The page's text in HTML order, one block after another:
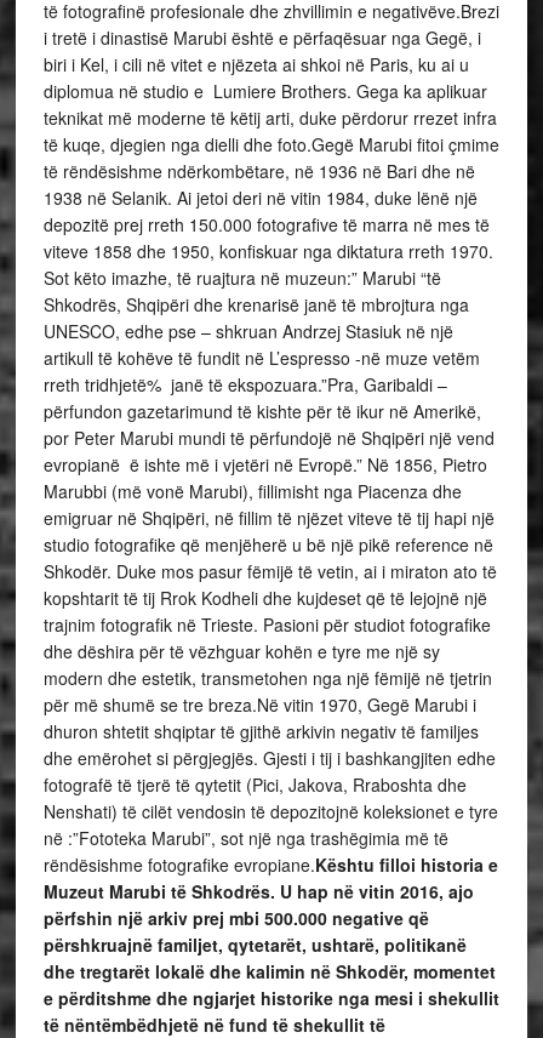
të fotografinë profesionale dhe zhvillimin e negativëve.Brezi
i tretë i dinastisë Marubi është e përfaqësuar nga Gegë, i
biri i Kel, i cili në vitet e njëzeta ai shkoi në Paris, ku ai u
diplomua në studio e Lumiere Brothers. Gega ka aplikuar
teknikat më moderne të këtij arti, duke përdorur rrezet infra
të kuqe, djegien nga dielli dhe foto.Gegë Marubi fitoi çmime
të rëndësishme ndërkombëtare, në 1936 në Bari dhe në
1938 në Selanik. Ai jetoi deri në vitin 1984, duke lënë një
depozitë prej rreth 150.000 fotografive të marra në mes të
viteve 1858 dhe 1950, konfiskuar nga diktatura rreth 1970.
Sot këto imazhe, të ruajtura në muzeun:” Marubi “të
Shkodrës, Shqipëri dhe krenarisë janë të mbrojtura nga
UNESCO, edhe pse – shkruan Andrzej Stasiuk në një
artikull të kohëve të fundit në L’espresso -në muze vetëm
rreth tridhjetë% janë të ekspozuara.”Pra, Garibaldi –
përfundon gazetarimund të kishte për të ikur në Amerikë,
por Peter Marubi mundi të përfundojë në Shqipëri një vend
evropianë ë ishte më i vjetëri në Evropë.” Në 1856, Pietro
Marubbi (më vonë Marubi), fillimisht nga Piacenza dhe
emigruar në Shqipëri, në fillim të njëzet viteve të tij hapi një
studio fotografike që menjëherë u bë një pikë reference në
Shkodër. Duke mos pasur fëmijë të vetin, ai i miraton ato të
kopshtarit të tij Rrok Kodheli dhe kujdeset që të lejojnë një
trajnim fotografik në Trieste. Pasioni për studiot fotografike
dhe dëshira për të vëzhguar kohën e tyre me një sy
modern dhe estetik, transmetohen nga një fëmijë në tjetrin
për më shumë se tre breza.Në vitin 1970, Gegë Marubi i
dhuron shtetit shqiptar të gjithë arkivin negativ të familjes
dhe emërohet si përgjegjës. Gjesti i tij i bashkangjiten edhe
fotografë të tjerë të qytetit (Pici, Jakova, Rraboshta dhe
Nenshati) të cilët vendosin të depozitojnë koleksionet e tyre
në :”Fototeka Marubi”, sot një nga trashëgimia më të
rëndësishme fotografike evropiane.Kështu filloi historia e
Muzeut Marubi të Shkodrës. U hap në vitin 2016, ajo
përfshin një arkiv prej mbi 500.000 negative që
përshkruajnë familjet, qytetarët, ushtarë, politikanë
dhe tregtarët lokalë dhe kalimin në Shkodër, momentet
e përditshme dhe ngjarjet historike nga mesi i shekullit
të nëntëmbëdhjetë në fund të shekullit të